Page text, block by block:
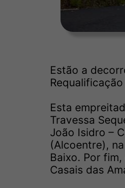
Estão a
Esta
Travessa
João Isidro –
(Alcoentre),
Baixo. Por
Casais das